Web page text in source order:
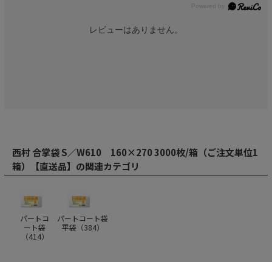
レビューはありません。
西村 合掌袋 S／W610 160×270 3000枚/箱（ご注文単位1
箱）【直送品】の関連カテゴリ
パートコ
ート袋
（414）
パートコート袋
平袋（384）